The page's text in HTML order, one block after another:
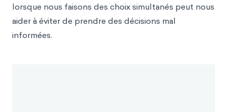
lorsque nous faisons des choix simultanés peut nous
aider à éviter de prendre des décisions mal
informées.